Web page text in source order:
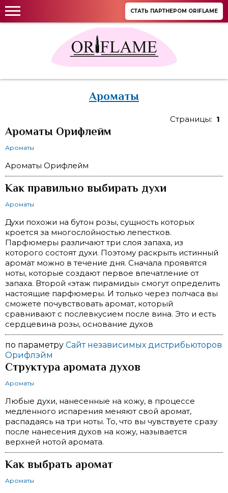
СТАТЬ ПАРТНЕРОМ ORIFLAME
Ароматы
Страницы: 1
Ароматы Орифлейм
Ароматы
Ароматы Орифлейм
Как правильно выбирать духи
Ароматы
Духи похожи на бутон розы, сущность которых
кроется за многослойностью лепестков.
Парфюмеры различают три слоя запаха, из
которого состоят духи. Поэтому раскрыть истинный
аромат можно в течение дня. Сначала проявятся
ноты, которые создают первое впечатление от
запаха. Второй «этаж пирамиды» смогут определить
настоящие парфюмеры. И только через полчаса вы
сможете почувствовать аромат, который
сравнивают с послевкусием после вина. Это и есть
сердцевина розы, основание духов
по параметру Сайт независимых дистрибьюторов
Орифлэйм
Структура аромата духов
Ароматы
Любые духи, нанесенные на кожу, в процессе
медленного испарения меняют свой аромат,
распадаясь на три ноты. То, что вы чувствуете сразу
после нанесения духов на кожу, называется
верхней нотой аромата.
Как выбрать аромат
Ароматы